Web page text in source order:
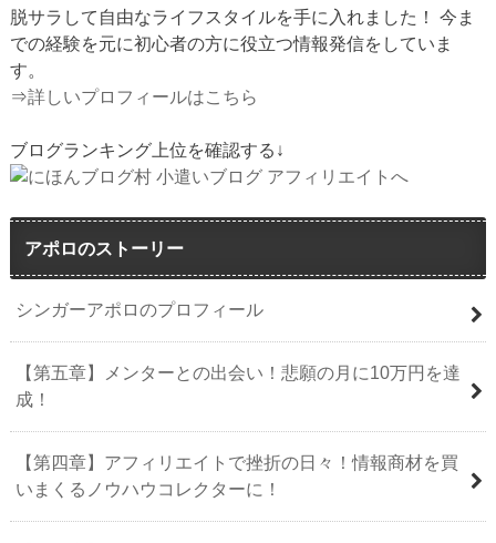
脱サラして自由なライフスタイルを手に入れました！ 今ま
での経験を元に初心者の方に役立つ情報発信をしていま
す。
⇒詳しいプロフィールはこちら
ブログランキング上位を確認する↓
アポロのストーリー
シンガーアポロのプロフィール
【第五章】メンターとの出会い！悲願の月に10万円を達
成！
【第四章】アフィリエイトで挫折の日々！情報商材を買
いまくるノウハウコレクターに！